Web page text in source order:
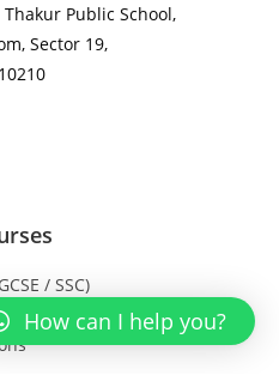
Public School,
Sector 19,
/ SSC)
How can I help you?